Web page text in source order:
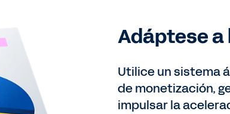
Adáptese
Utilice un sistema
de monetización,
impulsar la